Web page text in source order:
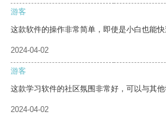
游客
这款软件的操作非常简单，即使是小白也能快
2024-04-02
游客
这款学习软件的社区氛围非常好，可以与其他
2024-04-02